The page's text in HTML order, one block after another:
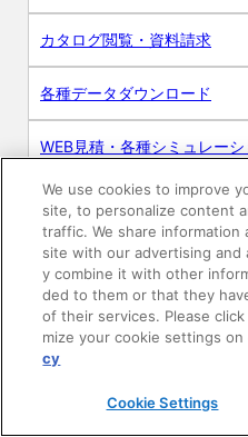
カタログ閲覧・資料請求
各種データダウンロード
WEB見積・各種シミュレーシ
交換用部品の購入
修理・点検
お問い合わせ
ログイン
建築・設計関係者様向けサイト
We use cookies to improve
site, to personalize content
traffic. We share
site with our advertising and
y combine it with other
ded to them or that they
of their services. Please
mize your cookie settings
cy
Cookie Settings